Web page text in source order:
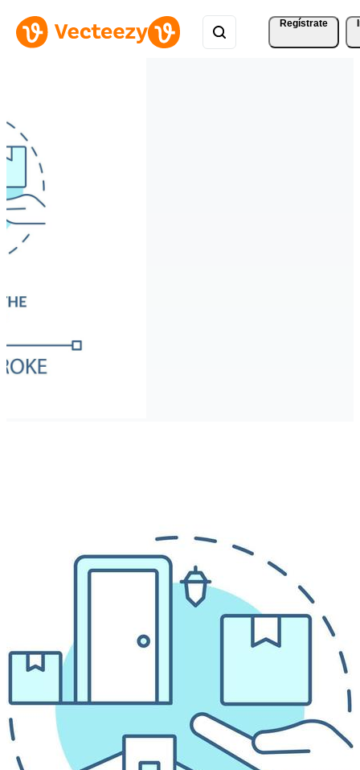
Regístrate